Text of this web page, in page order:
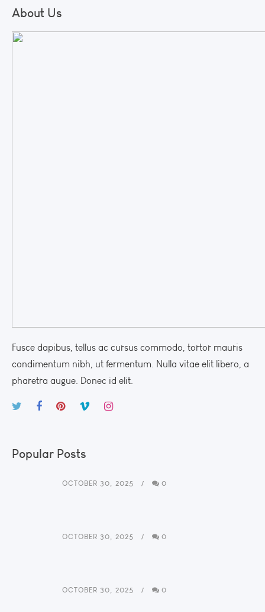
About Us
Fusce dapibus, tellus ac cursus commodo, tortor mauris
condimentum nibh, ut fermentum. Nulla vitae elit libero, a
pharetra augue. Donec id elit.
Popular Posts
OCTOBER 30, 2025 0
OCTOBER 30, 2025 0
OCTOBER 30, 2025 0